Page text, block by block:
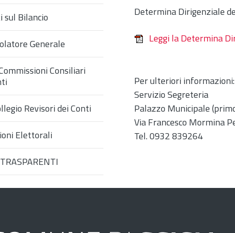
sul Bilancio
Generale
Consiliari
Revisori dei Conti
Elettorali
Determina Dirigenziale
Leggi la Determina
Per ulteriori informazioni:
Servizio Segreteria
Palazzo Municipale
Via Francesco Mormina
Tel. 0932 839264